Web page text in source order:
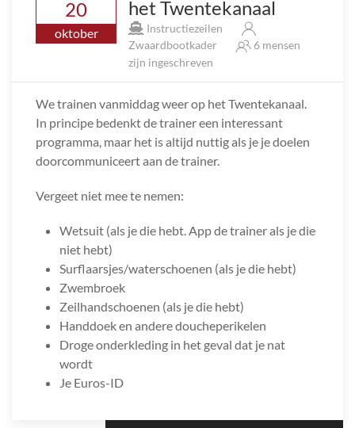
20
oktober
het Twentekanaal
Instructiezeilen
Zwaardbootkader
6 mensen
zijn ingeschreven
We trainen vanmiddag weer op het Twentekanaal.
In principe bedenkt de trainer een interessant
programma, maar het is altijd nuttig als je je doelen
doorcommuniceert aan de trainer.
Vergeet niet mee te nemen:
Wetsuit (als je die hebt. App de trainer als je die
niet hebt)
Surflaarsjes/waterschoenen (als je die hebt)
Zwembroek
Zeilhandschoenen (als je die hebt)
Handdoek en andere doucheperikelen
Droge onderkleding in het geval dat je nat
wordt
Je Euros-ID